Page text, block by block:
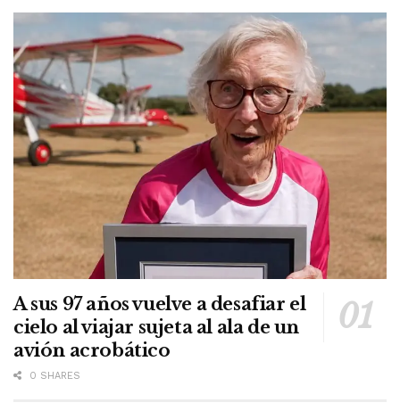
A sus 97 años vuelve a desafiar el
cielo al viajar sujeta al ala de un
avión acrobático
0 SHARES